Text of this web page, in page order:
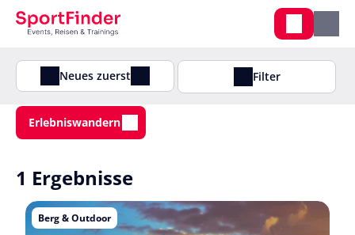
Neues zuerst Filter
Erlebniswandern
1 Ergebnisse
Berg & Outdoor